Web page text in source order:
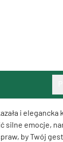
i
silne emocje,
by Twój